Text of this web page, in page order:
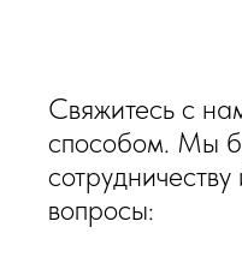
Cвяжитесь с
способом. Мы
вопросы: